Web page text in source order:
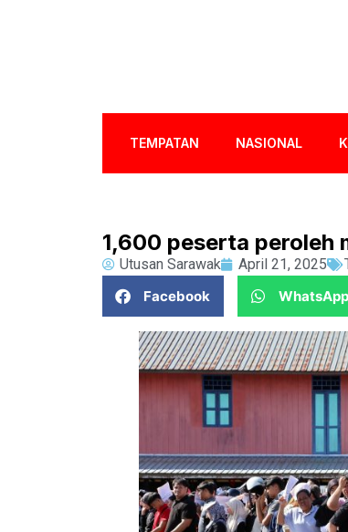
TEMPATAN NASIONAL
1,600 peserta peroleh
Utusan Sarawak April 21, 2025
Facebook
WhatsApp